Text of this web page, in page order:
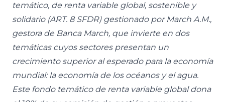
temático, de renta variable global, sostenible y
solidario (ART. 8 SFDR) gestionado por March A.M.,
gestora de Banca March, que invierte en dos
temáticas cuyos sectores presentan un
crecimiento superior al esperado para la economía
mundial: la economía de los océanos y el agua.
Este fondo temático de renta variable global dona